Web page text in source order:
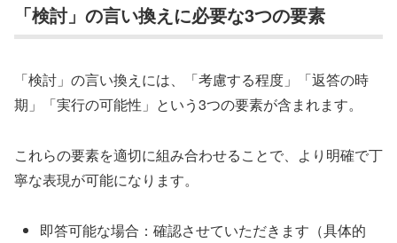
「検討」の言い換えに必要な3つの要素
「検討」の言い換えには、「考慮する程度」「返答の時
期」「実行の可能性」という3つの要素が含まれます。
これらの要素を適切に組み合わせることで、より明確で丁
寧な表現が可能になります。
即答可能な場合：確認させていただきます（具体的